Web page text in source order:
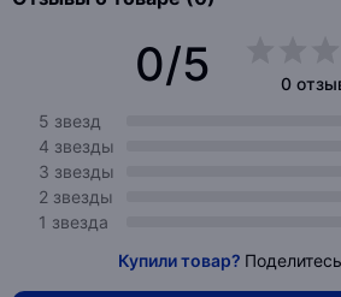
0/5
0
5 звезд
4 звезды
3 звезды
2 звезды
1 звезда
Купили товар?